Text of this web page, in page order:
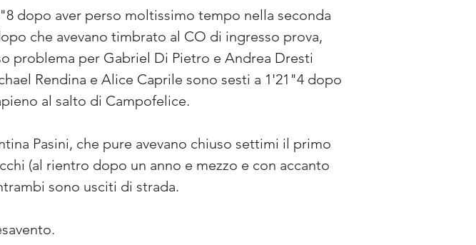
dopo aver perso moltissimo tempo nella seconda
che avevano timbrato al CO di ingresso prova,
problema per Gabriel Di Pietro e Andrea Dresti
Rendina e Alice Caprile sono sesti a 1'21"4 dopo
al salto di Campofelice.
Pasini, che pure avevano chiuso settimi il primo
(al rientro dopo un anno e mezzo e con accanto
sono usciti di strada.